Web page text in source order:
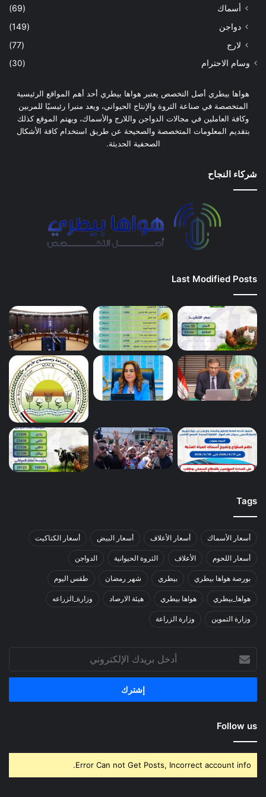
أسماك
(69)
دواجن
(149)
لارج
(77)
وسام الاحترام (30)
هواها بيطري أصل التخصص يعتبر هواها بيطري أحد أهم المواقع الرئيسية
المتخصصة في صناعة الثروة والإنتاج الحيواني، ويعد منبرا رئيسيًا للمربين
وكافة العاملين في مجالات الدواجن واللارج والأسماك، ويهتم الموقع كذلك
بتقديم المعلومات المتخصصة والصحيحة عن طريق استخدام كافة الأشكال
الصحفية الحديثة.
شركاء النجاح
Last Modified Posts
Tags
أسعار الأسماك أسعار الأعلاف أسعار البيض أسعار الكتاكيت
أسعار اللحوم الأعلاف الثروة الحيوانية الدواجن
بورصة هواها بيطري بيطري شهر رمضان طقس اليوم
هواها_بيطري هواها بيطري هيئة الارصاد وزارة_الزراعه
وزارة التموين وزارة الزراعة
بريدك
الإلكتروني
Follow us
Error Can not Get Posts, Incorrect account info.